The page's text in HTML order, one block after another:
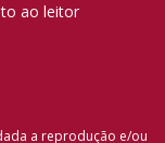
ao leitor
a reprodução e/ou